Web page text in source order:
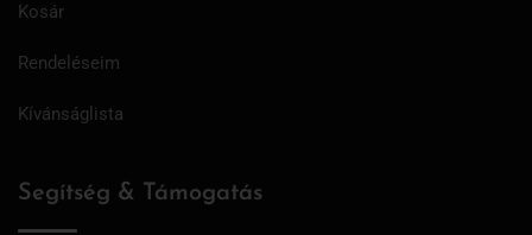
Kosár
Rendeléseim
Kívánságlista
Segítség & Támogatás